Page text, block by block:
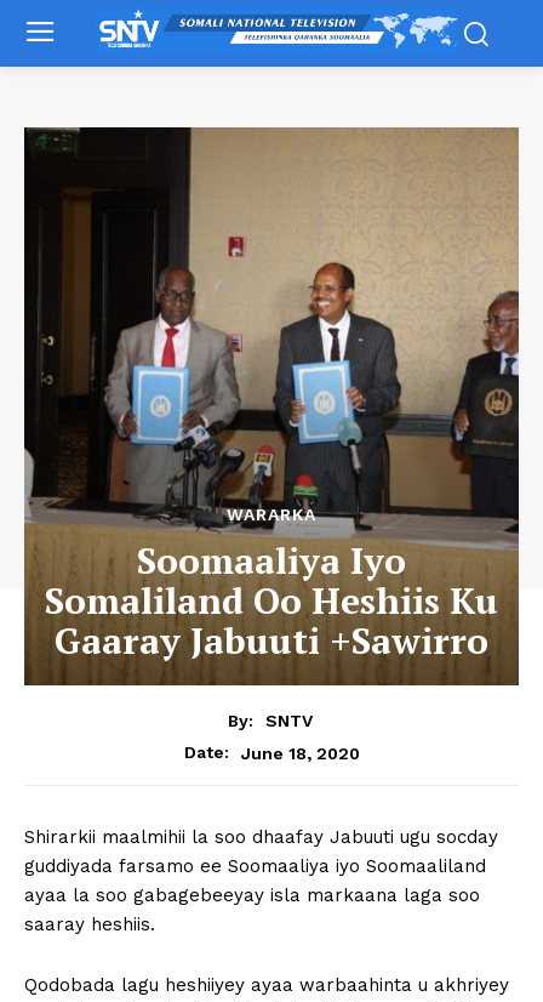
WARARKA
Soomaaliya Iyo
Somaliland Oo Heshiis Ku
Gaaray Jabuuti +Sawirro
By:
SNTV
Date:
June 18, 2020
Shirarkii maalmihii la soo dhaafay Jabuuti ugu socday
guddiyada farsamo ee Soomaaliya iyo Soomaaliland
ayaa la soo gabagebeeyay isla markaana laga soo
saaray heshiis.
Qodobada lagu heshiiyey ayaa warbaahinta u akhriyey